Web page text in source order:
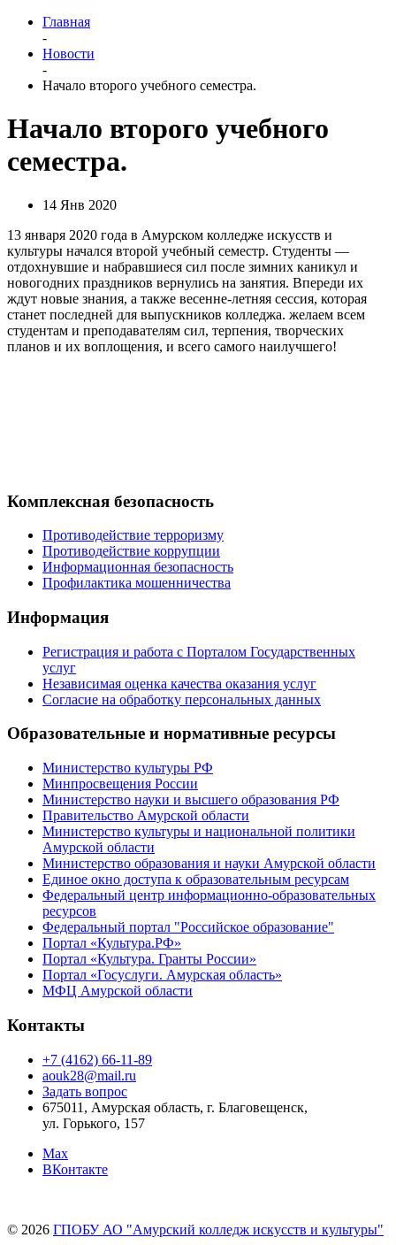
Главная
-
Новости
-
Начало второго учебного семестра.
Начало второго учебного
семестра.
14 Янв 2020
13 января 2020 года в Амурском колледже искусств и
культуры начался второй учебный семестр. Студенты —
отдохнувшие и набравшиеся сил после зимних каникул и
новогодних праздников вернулись на занятия. Впереди их
ждут новые знания, а также весенне-летняя сессия, которая
станет последней для выпускников колледжа. желаем всем
студентам и преподавателям сил, терпения, творческих
планов и их воплощения, и всего самого наилучшего!
Комплексная безопасность
Противодействие терроризму
Противодействие коррупции
Информационная безопасность
Профилактика мошенничества
Информация
Регистрация и работа с Порталом Государственных
услуг
Независимая оценка качества оказания услуг
Согласие на обработку персональных данных
Образовательные и нормативные ресурсы
Министерство культуры РФ
Минпросвещения России
Министерство науки и высшего образования РФ
Правительство Амурской области
Министерство культуры и национальной политики
Амурской области
Министерство образования и науки Амурской области
Единое окно доступа к образовательным ресурсам
Федеральный центр информационно-образовательных
ресурсов
Федеральный портал "Российское образование"
Портал «Культура.РФ»
Портал «Культура. Гранты России»
Портал «Госуслуги. Амурская область»
МФЦ Амурской области
Контакты
+7 (4162) 66-11-89
aouk28@mail.ru
Задать вопрос
675011, Амурская область, г. Благовещенск,
ул. Горького, 157
Max
ВКонтакте
© 2026 ГПОБУ АО "Амурский колледж искусств и культуры"